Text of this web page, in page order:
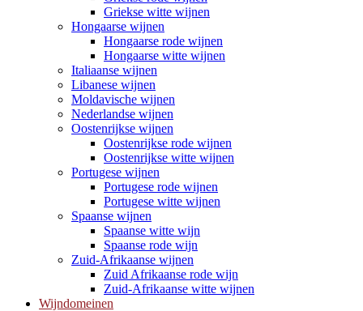
Griekse witte wijnen
Hongaarse wijnen
Hongaarse rode wijnen
Hongaarse witte wijnen
Italiaanse wijnen
Libanese wijnen
Moldavische wijnen
Nederlandse wijnen
Oostenrijkse wijnen
Oostenrijkse rode wijnen
Oostenrijkse witte wijnen
Portugese wijnen
Portugese rode wijnen
Portugese witte wijnen
Spaanse wijnen
Spaanse witte wijn
Spaanse rode wijn
Zuid-Afrikaanse wijnen
Zuid Afrikaanse rode wijn
Zuid-Afrikaanse witte wijnen
Wijndomeinen